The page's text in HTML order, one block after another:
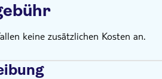
keine zusätzlichen Kosten an.